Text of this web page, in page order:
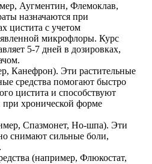
Аугментин, Флемоклав,
назначаются при
цистита с учетом
микрофлоры. Курс
5-7 дней в дозировках,
Канефрон). Эти растительные
средства помогают быстро
цистита и способствуют
хронической форме
Спазмонет, Но-шпа). Эти
снимают сильные боли,
(например, Флюкостат,